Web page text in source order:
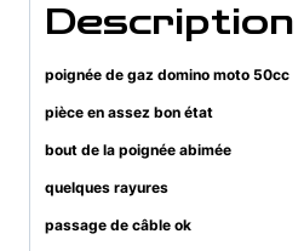
Description
poignée de gaz domino moto 50cc
pièce en assez bon état
bout de la poignée abimée
quelques rayures
passage de câble ok